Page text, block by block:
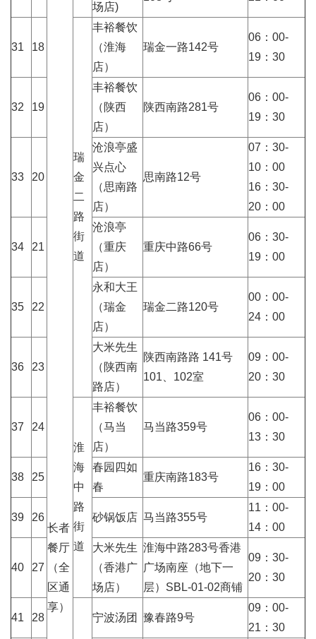
长者
餐厅
（全
区通
享）
场店)
31 18
瑞
金
二
路
街
道
丰裕餐饮
（淮海
店）
瑞金一路142号
06：00-
19：30
32 19
丰裕餐饮
（陕西
店）
陕西南路281号
06：00-
19：30
33 20
沧浪亭盛
兴点心
（思南路
店）
思南路12号
07：30-
10：00
16：30-
20：00
34 21
沧浪亭
（重庆
店）
重庆中路66号
06：30-
19：00
35 22
永和大王
（瑞金
店）
瑞金二路120号
00：00-
24：00
36 23
大米先生
（陕西南
路店）
陕西南路路 141号
101、102室
09：00-
20：30
37
24
淮
海
中
路
街
道
丰裕餐饮
（马当
店）
马当路359号
06：00-
13：30
38 25
春园四如
春
重庆南路183号
16：30-
19：00
39 26 砂锅饭店 马当路355号
11：00-
14：00
40 27
大米先生
（香港广
场店）
淮海中路283号香港
广场南座（地下一
层）SBL-01-02商铺
09：30-
20：30
41 28 宁波汤团 豫春路9号
09：00-
21：30